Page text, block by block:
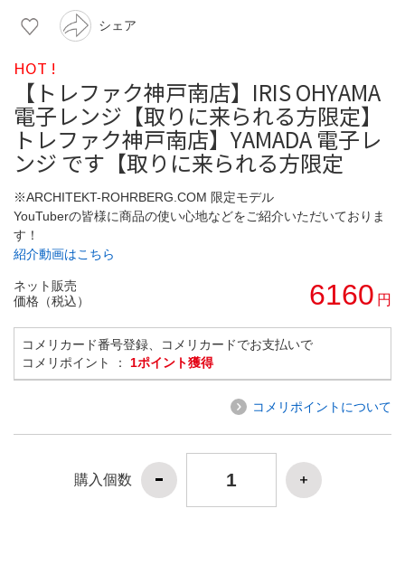
シェア
HOT !
【トレファク神戸南店】IRIS OHYAMA
電子レンジ【取りに来られる方限定】
トレファク神戸南店】YAMADA 電子レ
ンジ です【取りに来られる方限定
※ARCHITEKT-ROHRBERG.COM 限定モデル
YouTuberの皆様に商品の使い心地などをご紹介いただいておりま
す！
紹介動画はこちら
ネット販売
価格（税込）
6160 円
コメリカード番号登録、コメリカードでお支払いで
コメリポイント ： 1ポイント獲得
コメリポイントについて
購入個数